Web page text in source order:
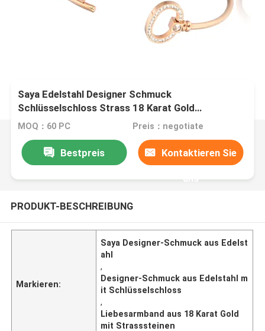
Saya Edelstahl Designer Schmuck
Schlüsselschloss Strass 18 Karat Gold
Liebesarmband
MOQ：60 PC Preis：negotiate
Bestpreis Kontaktieren Sie
uns
PRODUKT-BESCHREIBUNG
Markieren:
Saya Designer-Schmuck aus Edelst
ahl
,
Designer-Schmuck aus Edelstahl m
it Schlüsselschloss
,
Liebesarmband aus 18 Karat Gold
mit Strasssteinen